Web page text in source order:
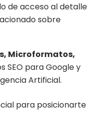
de acceso al detalle
sobre
Microformatos,
SEO para Google y
Artificial.
para posicionarte